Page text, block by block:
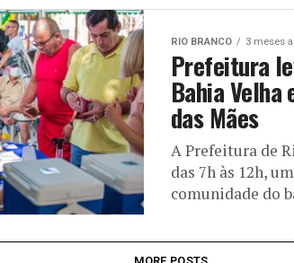
RIO BRANCO 3 meses
Prefeitura
Bahia Velha
das Mães
A Prefeitura de
das 7h às 12h,
comunidade do